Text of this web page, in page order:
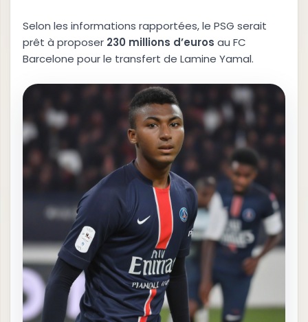
Selon les informations rapportées, le PSG serait
prêt à proposer 230 millions d’euros au FC
Barcelone pour le transfert de Lamine Yamal.